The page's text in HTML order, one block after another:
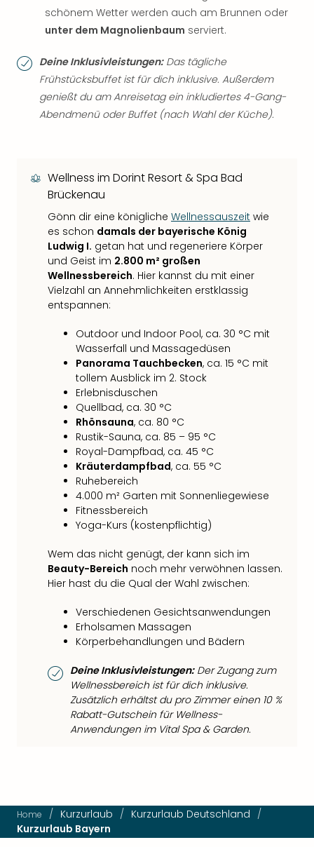
schönem Wetter werden auch am Brunnen oder
unter dem Magnolienbaum serviert.
Deine Inklusivleistungen:Das tägliche
Frühstücksbuffet ist für dich inklusive. Außerdem
genießt du am Anreisetag ein inkludiertes 4-Gang-
Abendmenü oder Buffet (nach Wahl der Küche).
Wellness im Dorint Resort & Spa Bad
Brückenau
Gönn dir eine königliche Wellnessauszeit wie
es schon damals der bayerische König
Ludwig I. getan hat und regeneriere Körper
und Geist im 2.800 m² großen
Wellnessbereich. Hier kannst du mit einer
Vielzahl an Annehmlichkeiten erstklassig
entspannen:
Outdoor und Indoor Pool, ca. 30 °C mit
Wasserfall und Massagedüsen
Panorama Tauchbecken, ca. 15 °C mit
tollem Ausblick im 2. Stock
Erlebnisduschen
Quellbad, ca. 30 °C
Rhönsauna, ca. 80 °C
Rustik-Sauna, ca. 85 – 95 °C
Royal-Dampfbad, ca. 45 °C
Kräuterdampfbad, ca. 55 °C
Ruhebereich
4.000 m² Garten mit Sonnenliegewiese
Fitnessbereich
Yoga-Kurs (kostenpflichtig)
Wem das nicht genügt, der kann sich im
Beauty-Bereich noch mehr verwöhnen lassen.
Hier hast du die Qual der Wahl zwischen:
Verschiedenen Gesichtsanwendungen
Erholsamen Massagen
Körperbehandlungen und Bädern
Deine Inklusivleistungen:Der Zugang zum
Wellnessbereich ist für dich inklusive.
Zusätzlich erhältst du pro Zimmer einen 10 %
Rabatt-Gutschein für Wellness-
Anwendungen im Vital Spa & Garden.
Home / Kurzurlaub / Kurzurlaub Deutschland /
Kurzurlaub Bayern